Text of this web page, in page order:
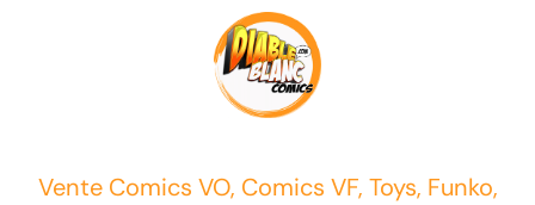
Vente Comics VO, Comics VF, Toys, Funko,